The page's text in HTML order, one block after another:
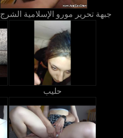
جبهة تحرير مورو الإسلامية الشرج
حليب